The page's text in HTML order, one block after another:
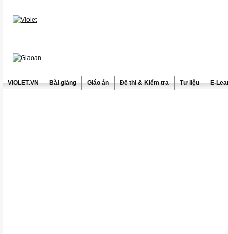
ViOLET.VN Bài giảng Giáo án Đề thi & Kiểm tra Tư liệu E-